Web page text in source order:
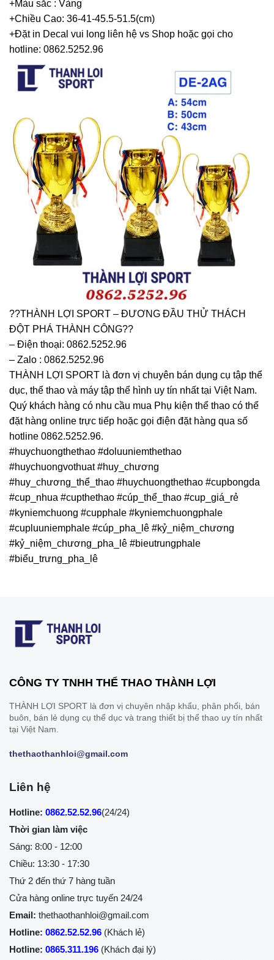
+Màu sắc : Vàng
+Chiều Cao: 36-41-45.5-51.5(cm)
+Đặt in Decal vui long liên hệ vs Shop hoặc gọi cho
hotline: 0862.5252.96
??THÀNH LỢI SPORT – ĐƯƠNG ĐẦU THỬ THÁCH
ĐỘT PHÁ THÀNH CÔNG??
– Điện thoại: 0862.5252.96
– Zalo : 0862.5252.96
THÀNH LỢI SPORT là đơn vị chuyên bán dụng cụ tập thể
dục, thể thao và máy tập thể hình uy tín nhất tại Việt Nam.
Quý khách hàng có nhu cầu mua Phụ kiện thể thao có thể
đặt hàng online trực tiếp hoặc gọi điện đặt hàng qua số
hotline 0862.5252.96.
#huychuongthethao #doluuniemthethao
#huychuongvothuat #huy_chương
#huy_chương_thể_thao #huychuongthethao #cupbongda
#cup_nhua #cupthethao #cúp_thể_thao #cup_giá_rẻ
#kyniemchuong #cupphale #kyniemchuongphale
#cupluuniemphale #cúp_pha_lê #kỷ_niệm_chương
#kỷ_niệm_chương_pha_lê #bieutrungphale
#biểu_trưng_pha_lê
CÔNG TY TNHH THỂ THAO THÀNH LỢI
THÀNH LỢI SPORT là đơn vị chuyên nhập khẩu, phân phối, bán
buôn, bán lẻ dụng cụ thể dục và trang thiết bị thể thao uy tín nhất
tại Việt Nam.
thethaothanhloi@gmail.com
Liên hệ
Hotline: 0862.52.52.96(24/24)
Thời gian làm việc
Sáng: 8:00 - 12:00
Chiều: 13:30 - 17:30
Thứ 2 đến thứ 7 hàng tuần
Cửa hàng online trực tuyến 24/24
Email: thethaothanhloi@gmail.com
Hotline: 0862.52.52.96 (Khách lẻ)
Hotline: 0865.311.196 (Khách đại lý)